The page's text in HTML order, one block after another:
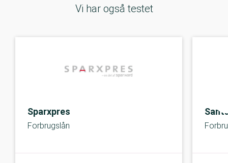
Vi har også testet
Sparxpres
Forbrugslån